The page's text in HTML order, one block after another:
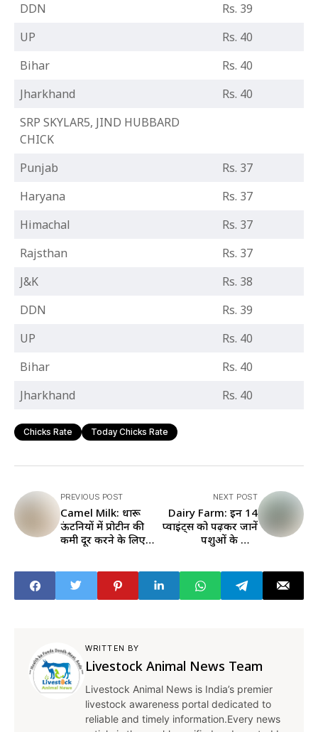
DDN
Rs. 39
UP
Rs. 40
Bihar
Rs. 40
Jharkhand
Rs. 40
SRP SKYLAR5, JIND HUBBARD
CHICK
Punjab
Rs. 37
Haryana
Rs. 37
Himachal
Rs. 37
Rajsthan
Rs. 37
J&K
Rs. 38
DDN
Rs. 39
UP
Rs. 40
Bihar
Rs. 40
Jharkhand
Rs. 40
Chicks Rate Today Chicks Rate
PREVIOUS POST
Camel Milk: दुधारू
ऊंटनियों में प्रोटीन की
कमी दूर करने के लिए
NEXT POST
Dairy Farm: इन 14
प्वाइंट्स को पढ़कर जानें
पशुओं के लिए
WRITTEN BY
Livestock Animal News Team
Livestock Animal News is India’s premier
livestock awareness portal dedicated to
reliable and timely information.Every news